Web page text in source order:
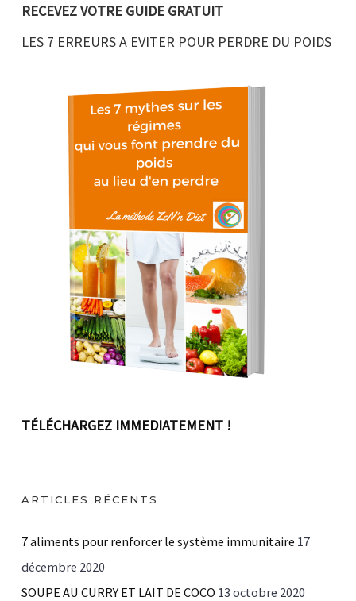
RECEVEZ VOTRE GUIDE GRATUIT
LES 7 ERREURS A EVITER POUR PERDRE DU POIDS
TÉLÉCHARGEZ IMMEDIATEMENT !
ARTICLES RÉCENTS
7 aliments pour renforcer le système immunitaire 17
décembre 2020
SOUPE AU CURRY ET LAIT DE COCO 13 octobre 2020